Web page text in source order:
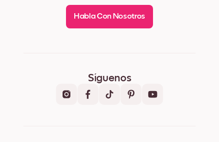
Habla Con Nosotros
Síguenos